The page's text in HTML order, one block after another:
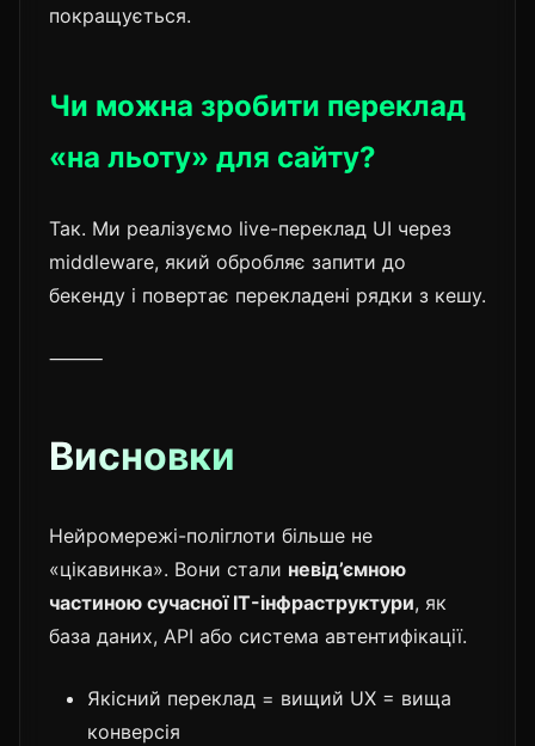
покращується.
Чи можна зробити переклад
«на льоту» для сайту?
Так. Ми реалізуємо live-переклад UI через
middleware, який обробляє запити до
бекенду і повертає перекладені рядки з кешу.
⸻
Висновки
Нейромережі-поліглоти більше не
«цікавинка». Вони стали невід’ємною
частиною сучасної IT-інфраструктури, як
база даних, API або система автентифікації.
Якісний переклад = вищий UX = вища
конверсія